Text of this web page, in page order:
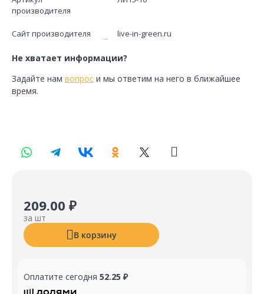
производителя
Сайт производителя live-in-green.ru
Не хватает информации?
Задайте нам вопрос и мы ответим на него в ближайшее
время.
209.00 ₽
за шт
В корзину
Оплатите сегодня 52.25 ₽